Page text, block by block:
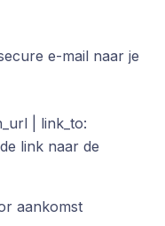
e-mail naar je
| link_to:
link naar de
aankomst